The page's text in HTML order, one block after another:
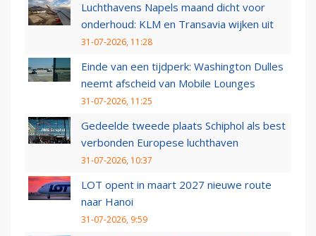
Luchthavens Napels maand dicht voor
onderhoud: KLM en Transavia wijken uit
31-07-2026, 11:28
Einde van een tijdperk: Washington Dulles
neemt afscheid van Mobile Lounges
31-07-2026, 11:25
Gedeelde tweede plaats Schiphol als best
verbonden Europese luchthaven
31-07-2026, 10:37
LOT opent in maart 2027 nieuwe route
naar Hanoi
31-07-2026, 9:59